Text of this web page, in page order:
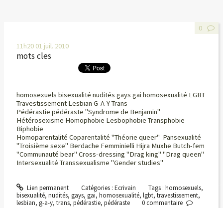
11h20 01 juil. 2010
mots cles
homosexuels bisexualité nudités gays gai homosexualité LGBT
Travestissement Lesbian G-A-Y Trans
Pédérastie pédéraste "Syndrome de Benjamin"
Hétérosexisme Homophobie Lesbophobie Transphobie
Biphobie
Homoparentalité Coparentalité "Théorie queer" Pansexualité
"Troisième sexe" Berdache Femminielli Hijra Muxhe Butch-fem
"Communauté bear" Cross-dressing "Drag king" "Drag queen"
Intersexualité Transsexualisme "Gender studies"
Lien permanent Catégories : Ecrivain Tags : homosexuels,
bisexualité, nudités, gays, gai, homosexualité, lgbt, travestissement,
lesbian, g-a-y, trans, pédérastie, pédéraste
0
0commentaire